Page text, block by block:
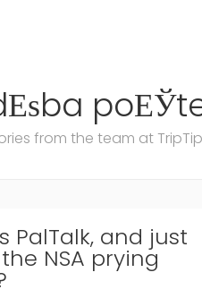
from the team at TripTip
PalTalk, and just
NSA prying